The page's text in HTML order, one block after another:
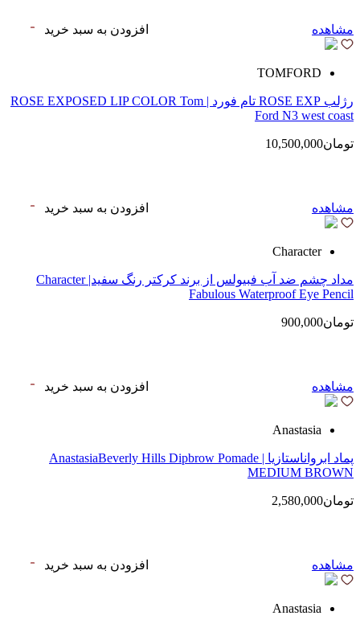
مشاهده افزودن به سبد خرید
TOMFORD
رژلب ROSE EXP تام فورد | ROSE EXPOSED LIP COLOR Tom
Ford N3 west coast
تومان10,500,000
مشاهده افزودن به سبد خرید
Character
مداد چشم ضد آب فبیولس از برند کرکتر رنگ سفید| Character
Fabulous Waterproof Eye Pencil
تومان900,000
مشاهده افزودن به سبد خرید
Anastasia
پماد ابرواناستازیا | AnastasiaBeverly Hills Dipbrow Pomade
MEDIUM BROWN
تومان2,580,000
مشاهده افزودن به سبد خرید
Anastasia